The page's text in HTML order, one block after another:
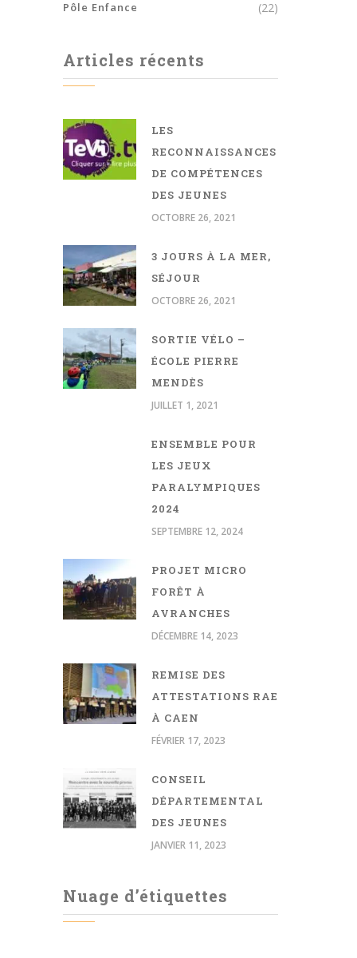
Pôle Enfance (22)
Articles récents
LES
RECONNAISSANCES
DE COMPÉTENCES
DES JEUNES
OCTOBRE 26, 2021
3 JOURS À LA MER,
SÉJOUR
OCTOBRE 26, 2021
SORTIE VÉLO –
ÉCOLE PIERRE
MENDÈS
JUILLET 1, 2021
ENSEMBLE POUR
LES JEUX
PARALYMPIQUES
2024
SEPTEMBRE 12, 2024
PROJET MICRO
FORÊT À
AVRANCHES
DÉCEMBRE 14, 2023
REMISE DES
ATTESTATIONS RAE
À CAEN
FÉVRIER 17, 2023
CONSEIL
DÉPARTEMENTAL
DES JEUNES
JANVIER 11, 2023
Nuage d’étiquettes